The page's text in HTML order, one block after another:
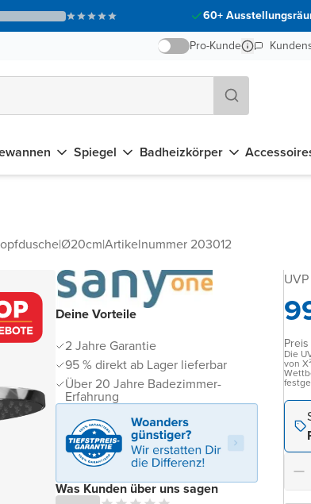
60+
Pro-Kunde
Spiegel Badheizkörper
|Ø20cm|Artikelnummer 203012
Deine Vorteile
2 Jahre Garantie
95 % direkt ab Lager lieferbar
Über 20 Jahre Badezimmer-
Erfahrung
Was Kunden über uns sagen
Die
von